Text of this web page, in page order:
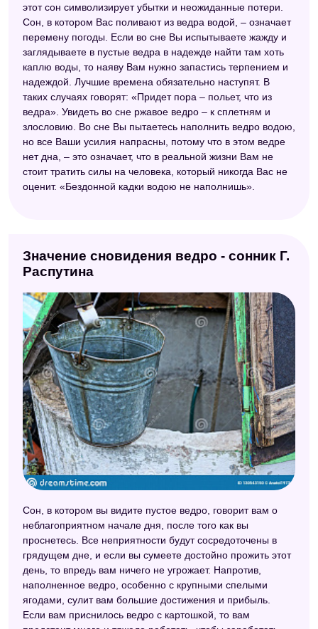
Фольклорный сонник
Новейший сонник
Сонник Нины Гришиной
Эзотерический сонник
Электронный сонник
Сонник толкователь снов
Сонник целительницы Федоровской
Сонник Странника
Старинный сонник
Сонник вещих снов
Психотерапевтический сонник
Сонник значение снов
этот сон символизирует убытки и неожиданные потери.
Сон, в котором Вас поливают из ведра водой, – означает
перемену погоды. Если во сне Вы испытываете жажду и
заглядываете в пустые ведра в надежде найти там хоть
каплю воды, то наяву Вам нужно запастись терпением и
надеждой. Лучшие времена обязательно наступят. В
таких случаях говорят: «Придет пора – польет, что из
ведра». Увидеть во сне ржавое ведро – к сплетням и
злословию. Во сне Вы пытаетесь наполнить ведро водою,
но все Ваши усилия напрасны, потому что в этом ведре
нет дна, – это означает, что в реальной жизни Вам не
стоит тратить силы на человека, который никогда Вас не
оценит. «Бездонной кадки водою не наполнишь».
Значение сновидения ведро - сонник Г.
Распутина
Сон, в котором вы видите пустое ведро, говорит вам о
неблагоприятном начале дня, после того как вы
проснетесь. Все неприятности будут сосредоточены в
грядущем дне, и если вы сумеете достойно прожить этот
день, то впредь вам ничего не угрожает. Напротив,
наполненное ведро, особенно с крупными спелыми
ягодами, сулит вам большие достижения и прибыль.
Если вам приснилось ведро с картошкой, то вам